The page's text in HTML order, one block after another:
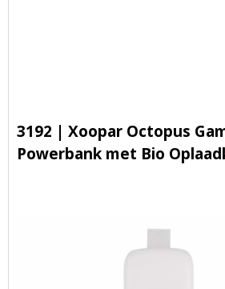
3192 | Xoopar Octopus
Powerbank met Bio